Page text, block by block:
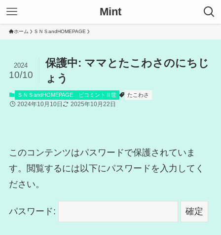
Mint
ホーム ＳＮＳandHOMEPAGE
保護中: ママとたこわさのにちじ
ょう
2024
10/10
ＳＮＳandHOMEPAGE ピコミントⅡ世 たこわさ
2024年10月10日 2025年10月22日
このコンテンツはパスワードで保護されていま
す。閲覧するには以下にパスワードを入力してく
ださい。
パスワード: